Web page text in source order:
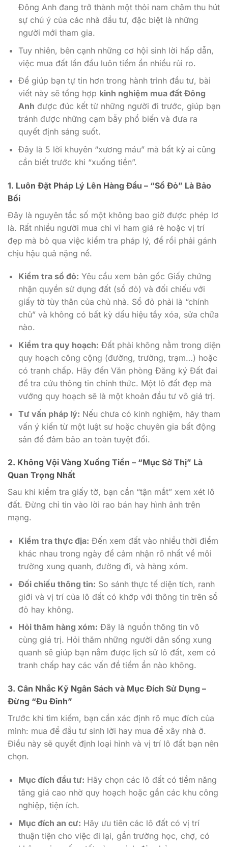
Đông Anh đang trở thành một thỏi nam châm thu hút
sự chú ý của các nhà đầu tư, đặc biệt là những
người mới tham gia.
Tuy nhiên, bên cạnh những cơ hội sinh lời hấp dẫn,
việc mua đất lần đầu luôn tiềm ẩn nhiều rủi ro.
Để giúp bạn tự tin hơn trong hành trình đầu tư, bài
viết này sẽ tổng hợp kinh nghiệm mua đất Đông
Anh được đúc kết từ những người đi trước, giúp bạn
tránh được những cạm bẫy phổ biến và đưa ra
quyết định sáng suốt.
Đây là 5 lời khuyên “xương máu” mà bất kỳ ai cũng
cần biết trước khi “xuống tiền”.
1. Luôn Đặt Pháp Lý Lên Hàng Đầu – “Sổ Đỏ” Là Bảo
Bối
Đây là nguyên tắc số một không bao giờ được phép lơ
là. Rất nhiều người mua chỉ vì ham giá rẻ hoặc vị trí
đẹp mà bỏ qua việc kiểm tra pháp lý, để rồi phải gánh
chịu hậu quả nặng nề.
Kiểm tra sổ đỏ: Yêu cầu xem bản gốc Giấy chứng
nhận quyền sử dụng đất (sổ đỏ) và đối chiếu với
giấy tờ tùy thân của chủ nhà. Sổ đỏ phải là “chính
chủ” và không có bất kỳ dấu hiệu tẩy xóa, sửa chữa
nào.
Kiểm tra quy hoạch: Đất phải không nằm trong diện
quy hoạch công cộng (đường, trường, trạm…) hoặc
có tranh chấp. Hãy đến Văn phòng Đăng ký Đất đai
để tra cứu thông tin chính thức. Một lô đất đẹp mà
vướng quy hoạch sẽ là một khoản đầu tư vô giá trị.
Tư vấn pháp lý: Nếu chưa có kinh nghiệm, hãy tham
vấn ý kiến từ một luật sư hoặc chuyên gia bất động
sản để đảm bảo an toàn tuyệt đối.
2. Không Vội Vàng Xuống Tiền – “Mục Sở Thị” Là
Quan Trọng Nhất
Sau khi kiểm tra giấy tờ, bạn cần “tận mắt” xem xét lô
đất. Đừng chỉ tin vào lời rao bán hay hình ảnh trên
mạng.
Kiểm tra thực địa: Đến xem đất vào nhiều thời điểm
khác nhau trong ngày để cảm nhận rõ nhất về môi
trường xung quanh, đường đi, và hàng xóm.
Đối chiếu thông tin: So sánh thực tế diện tích, ranh
giới và vị trí của lô đất có khớp với thông tin trên sổ
đỏ hay không.
Hỏi thăm hàng xóm: Đây là nguồn thông tin vô
cùng giá trị. Hỏi thăm những người dân sống xung
quanh sẽ giúp bạn nắm được lịch sử lô đất, xem có
tranh chấp hay các vấn đề tiềm ẩn nào không.
3. Cân Nhắc Kỹ Ngân Sách và Mục Đích Sử Dụng –
Đừng “Đu Đỉnh”
Trước khi tìm kiếm, bạn cần xác định rõ mục đích của
mình: mua để đầu tư sinh lời hay mua để xây nhà ở.
Điều này sẽ quyết định loại hình và vị trí lô đất bạn nên
chọn.
Mục đích đầu tư: Hãy chọn các lô đất có tiềm năng
tăng giá cao nhờ quy hoạch hoặc gần các khu công
nghiệp, tiện ích.
Mục đích an cư: Hãy ưu tiên các lô đất có vị trí
thuận tiện cho việc đi lại, gần trường học, chợ, có